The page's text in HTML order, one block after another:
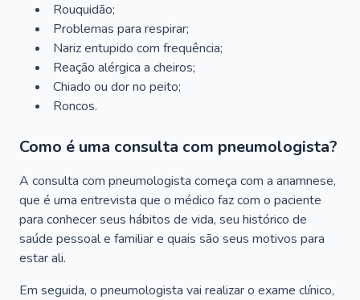
Rouquidão;
Problemas para respirar;
Nariz entupido com frequência;
Reação alérgica a cheiros;
Chiado ou dor no peito;
Roncos.
Como é uma consulta com pneumologista?
A consulta com pneumologista começa com a anamnese,
que é uma entrevista que o médico faz com o paciente
para conhecer seus hábitos de vida, seu histórico de
saúde pessoal e familiar e quais são seus motivos para
estar ali.
Em seguida, o pneumologista vai realizar o exame clínico,